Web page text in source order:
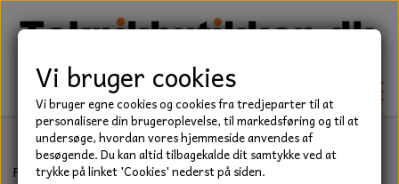
TEKNIK
Forside Teknik Låseringe C Låsering Udvendig låsering, C
Vi bruger cookies
Vi bruger egne cookies og cookies fra tredjeparter til at
personalisere din brugeroplevelse, til markedsføring og til at
undersøge, hvordan vores hjemmeside anvendes af
besøgende. Du kan altid tilbagekalde dit samtykke ved at
trykke på linket 'Cookies' nederst på siden.